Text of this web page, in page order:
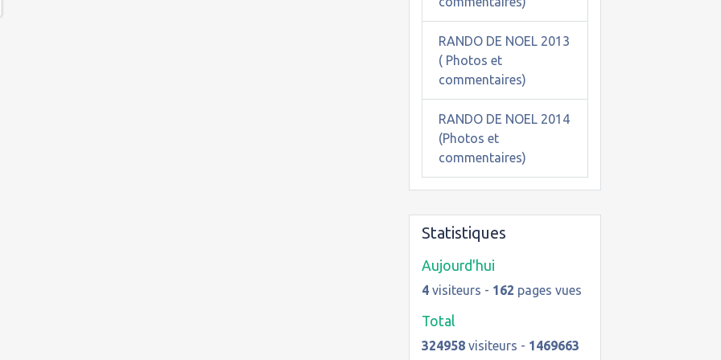
RANDO DE NOEL 2013
( Photos et
commentaires)
RANDO DE NOEL 2014
(Photos et
commentaires)
Statistiques
Aujourd'hui
4visiteurs - 162 pages vues
Total
324958visiteurs - 1469663